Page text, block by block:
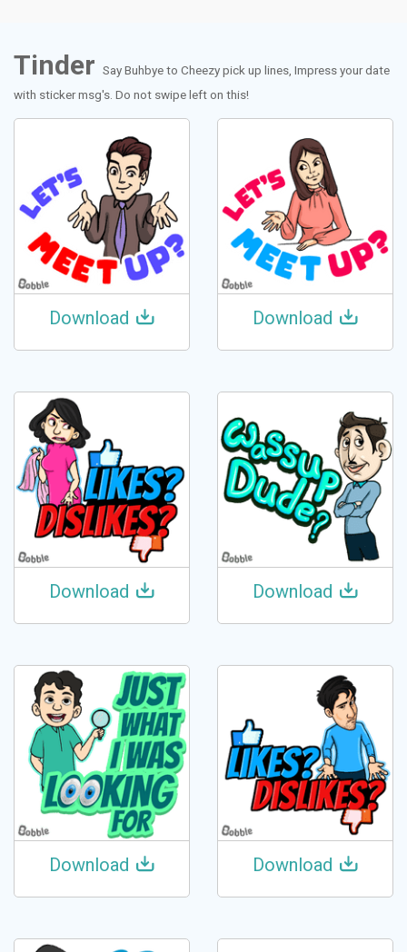
Tinder Say Buhbye to Cheezy pick up lines, Impress your date
with sticker msg's. Do not swipe left on this!
Download Download
Download Download
Download Download